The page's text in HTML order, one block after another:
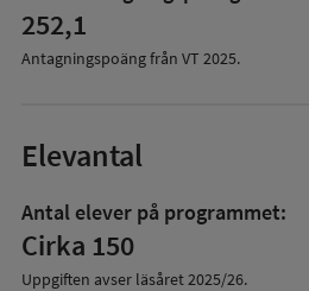
252,1
Antagningspoäng från VT 2025.
Elevantal
Antal elever på programmet:
Cirka 150
Uppgiften avser läsåret2025/26.